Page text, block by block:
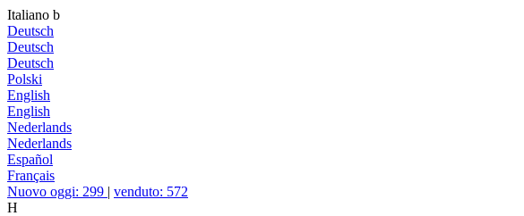
Italiano b
Deutsch
Deutsch
Deutsch
Polski
English
English
Nederlands
Nederlands
Español
Français
Nuovo oggi: 299 | venduto: 572
H